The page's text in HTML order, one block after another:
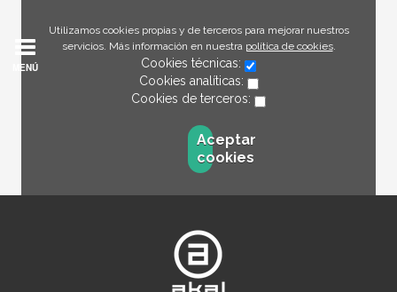
Utilizamos cookies propias y de terceros para mejorar nuestros
servicios. Más información en nuestra política de cookies.
Cookies técnicas:
Cookies analíticas:
Cookies de terceros:
Aceptar
cookies
MENÚ